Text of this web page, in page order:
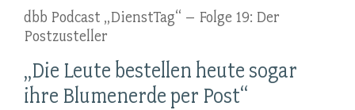
dbb Podcast „DienstTag“ – Folge 19: Der
Postzusteller
„Die Leute bestellen heute sogar
ihre Blumenerde per Post“